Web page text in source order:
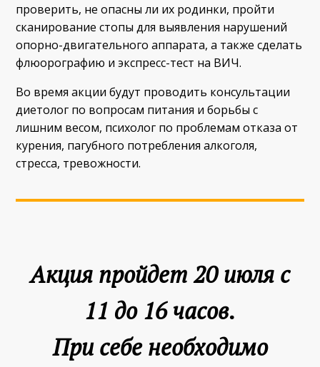
проверить, не опасны ли их родинки, пройти
сканирование стопы для выявления нарушений
опорно-двигательного аппарата, а также сделать
флюорографию и экспресс-тест на ВИЧ.
Во время акции будут проводить консультации
диетолог по вопросам питания и борьбы с
лишним весом, психолог по проблемам отказа от
курения, пагубного потребления алкоголя,
стресса, тревожности.
Акция пройдет 20 июля с
11 до 16 часов.
При себе необходимо